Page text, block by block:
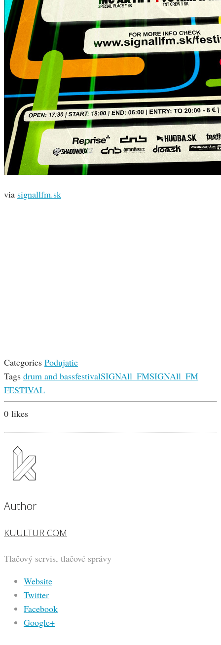
via signallfm.sk
Categories Podujatie
Tags drum and bassfestivalSIGNAll_FMSIGNAll_FM
FESTIVAL
0 likes
Author
KUULTUR COM
Tlačový servis, tlačové správy
Website
Twitter
Facebook
Google+